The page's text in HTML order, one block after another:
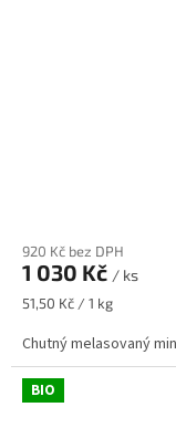
920 Kč bez DPH
1 030 Kč / ks
Měrná
51,50 Kč / 1 kg
Chutný melasovaný
BIO